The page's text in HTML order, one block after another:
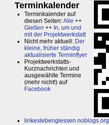
Terminkalender
Terminkalender auf
diesen Seiten:Alle ++
Gießen ++ In, um und
mit der Projektwerkstatt
Nicht mehr aktuell: Der
kleine, früher ständig
aktualisierte Terminflyer
Projektwerkstatts-
Kurznachrichten und
ausgewählte Termine
(mehr nicht!) auf
Facebook
linkeslebengiessen.noblogs.org